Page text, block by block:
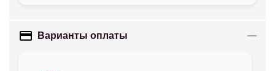
Варианты оплаты